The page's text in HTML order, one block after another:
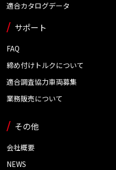
適合カタログデータ
サポート
FAQ
締め付けトルクについて
適合調査協力車両募集
業務販売について
その他
会社概要
NEWS